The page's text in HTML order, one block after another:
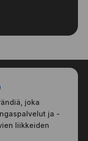
joka
ja -
liikkeiden